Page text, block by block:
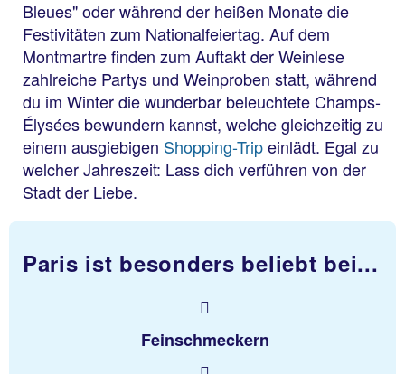
Bleues" oder während der heißen Monate die
Festivitäten zum Nationalfeiertag. Auf dem
Montmartre finden zum Auftakt der Weinlese
zahlreiche Partys und Weinproben statt, während
du im Winter die wunderbar beleuchtete Champs-
Élysées bewundern kannst, welche gleichzeitig zu
einem ausgiebigen Shopping-Tripeinlädt. Egal zu
welcher Jahreszeit: Lass dich verführen von der
Stadt der Liebe.
Paris ist besonders beliebt bei...
Feinschmeckern